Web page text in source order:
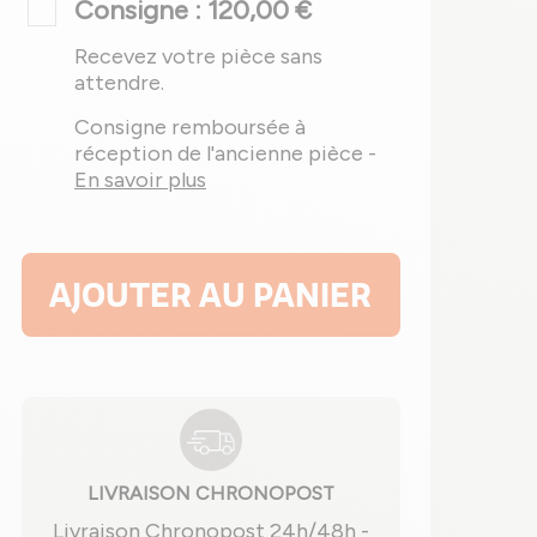
Consigne : 120,00 €
Recevez votre pièce sans
attendre.
Consigne remboursée à
réception de l'ancienne pièce -
En savoir plus
AJOUTER AU PANIER
LIVRAISON CHRONOPOST
Livraison Chronopost 24h/48h -